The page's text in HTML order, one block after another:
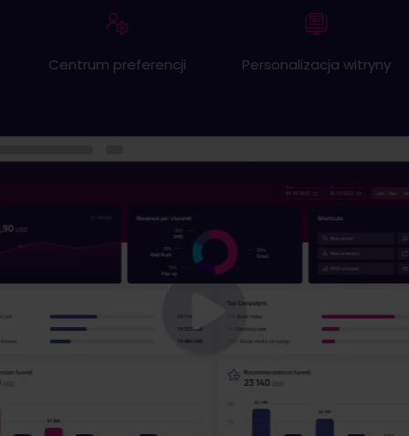
Centrum preferencji Personalizacja witryny